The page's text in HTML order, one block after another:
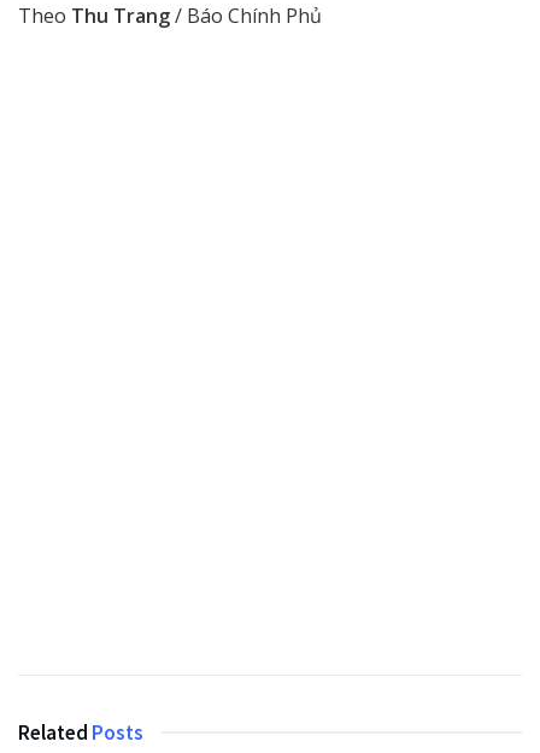
Theo Thu Trang/ Báo Chính Phủ
Related Posts